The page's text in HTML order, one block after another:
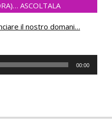
ASCOLTALA
il nostro domani…
00:00